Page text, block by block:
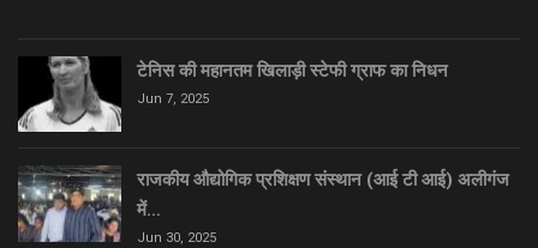
टेनिस की महानतम खिलाड़ी स्टेफी ग्राफ का निधन
Jun 7, 2025
राजकीय औद्योगिक प्रशिक्षण संस्थान (आई टी आई) अलीगंज
में…
Jun 30, 2025